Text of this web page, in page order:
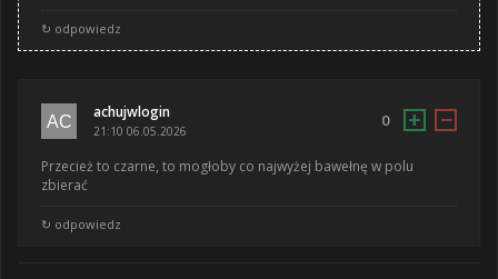
↻ odpowiedz
achujwlogin
21:10 06.05.2026
0 + −
Przecież to czarne, to mogłoby co najwyżej bawełnę w polu
zbierać
↻ odpowiedz